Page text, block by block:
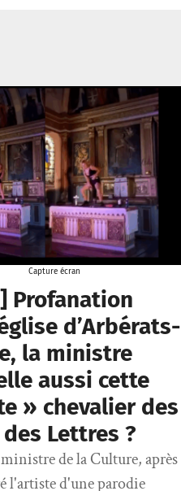
Capture écran
Profanation
d’Arbérats-
la ministre
aussi cette
» chevalier des
Lettres ?
de la Culture, après
l'artiste d'une parodie